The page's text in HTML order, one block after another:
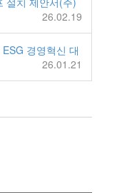
26.02.19
경영혁신 대
26.01.21